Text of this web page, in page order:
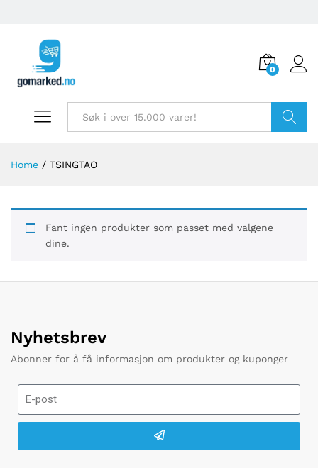
0
Home / TSINGTAO
Fant ingen produkter som passet med valgene
dine.
Nyhetsbrev
Abonner for å få informasjon om produkter og kuponger